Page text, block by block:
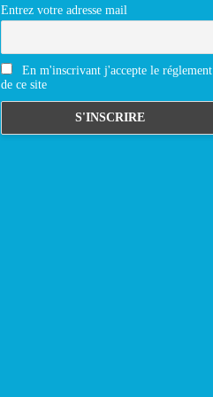
Entrez votre adresse mail
En m'inscrivant j'accepte le réglement
de ce site